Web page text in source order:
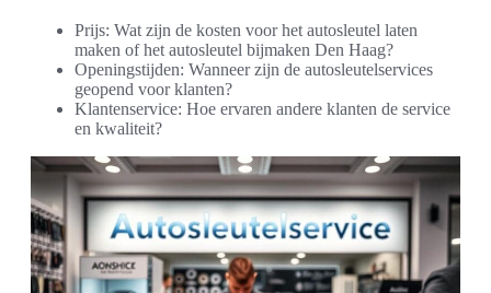
Prijs: Wat zijn de kosten voor het autosleutel laten
maken of het autosleutel bijmaken Den Haag?
Openingstijden: Wanneer zijn de autosleutelservices
geopend voor klanten?
Klantenservice: Hoe ervaren andere klanten de service
en kwaliteit?